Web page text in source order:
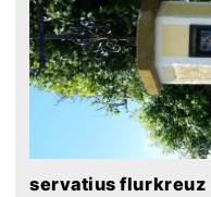
servatius flurkreuz